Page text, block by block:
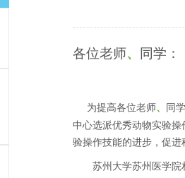
各位老师、 同学：
为提高各位老师、
同
中心选派优秀动物实验
验操作技能的进步，促进
苏州大学苏州医学院